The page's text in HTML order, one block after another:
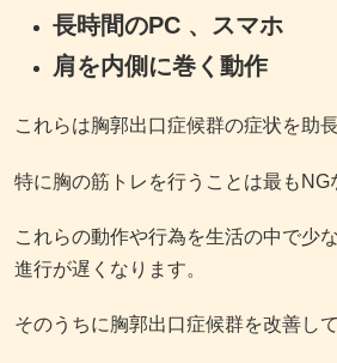
長時間のPC 、スマホ
肩を内側に巻く動作
これらは胸郭出口症候群の症状を助
特に胸の筋トレを行うことは最もNG
これらの動作や行為を生活の中で少
進行が遅くなります。
そのうちに胸郭出口症候群を改善し